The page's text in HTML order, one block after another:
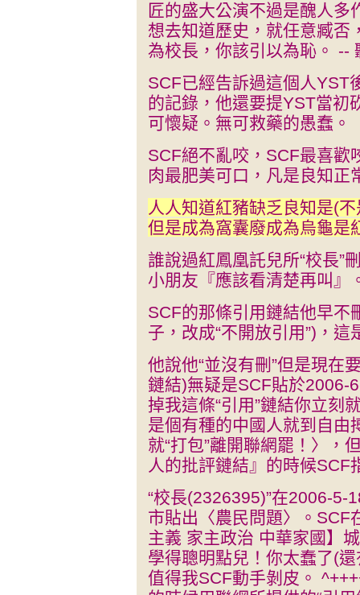
匠的盛大公演不過是醜人多
想去知道歷史，就任意臧否
為校長，你該引以為恥。 --
SCF已經告訴過這個人YST
的記錄，他還要提YST當初
可懷疑。無可救藥的愚蠢。
SCF絕不亂咬，SCF最喜歡
肉最肥美可口，凡是良知正
人人知道紅豬缺乏良知是(
但是成為窩囊廢成為烏龜是
誰說過紅鳳凰託兒所“校長”
小朋友『應該看清楚再叫』
SCF的那條引用鏈結他早不
子，改成“不開放引用”)，
他說他“並沒有刪”但是現在
鏈結)無疑是SCF貼於2006-
掉我這條“引用”鏈結你立刻
是個有種的中國人就到自由
就“打包”離開聯網罷！〉，
人的批評鏈結』的時候SCF
“校長(2326395)”在2006-5-
市貼出〈農民問題〉。
主義 家主政治 中華家國】
學得聰明點兒！你太蠢了(
值得我SCF動手剝皮。